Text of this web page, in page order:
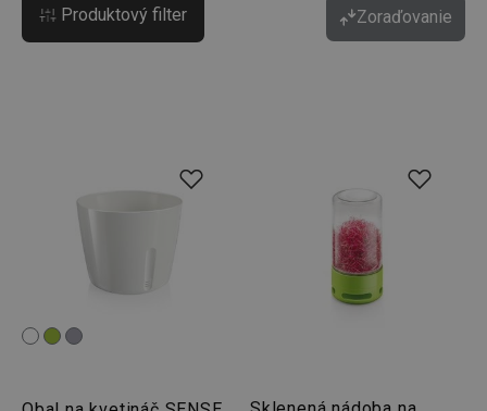
Produktový filter Zoraďovanie